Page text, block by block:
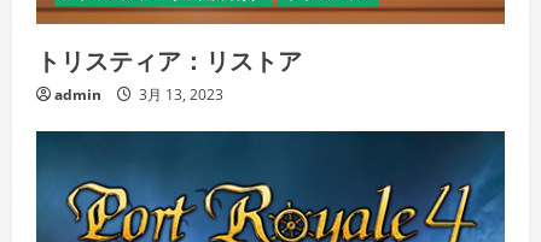
トリスティア：リストア
admin 3月 13, 2023